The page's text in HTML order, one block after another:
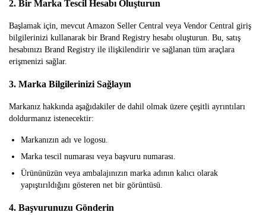
2. Bir Marka Tescil Hesabı Oluşturun
Başlamak için, mevcut Amazon Seller Central veya Vendor Central giriş
bilgilerinizi kullanarak bir Brand Registry hesabı oluşturun. Bu, satış
hesabınızı Brand Registry ile ilişkilendirir ve sağlanan tüm araçlara
erişmenizi sağlar.
3. Marka Bilgilerinizi Sağlayın
Markanız hakkında aşağıdakiler de dahil olmak üzere çeşitli ayrıntıları
doldurmanız istenecektir:
Markanızın adı ve logosu.
Marka tescil numarası veya başvuru numarası.
Ürününüzün veya ambalajınızın marka adının kalıcı olarak
yapıştırıldığını gösteren net bir görüntüsü.
4. Başvurunuzu Gönderin